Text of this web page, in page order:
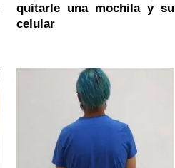
quitarle una mochila y su
celular